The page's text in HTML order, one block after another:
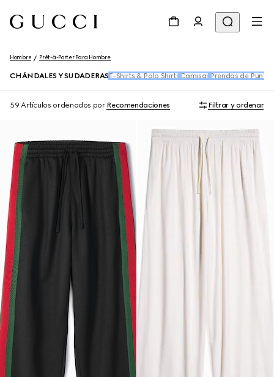
Hombre Prêt-à-Porter Para Hombre
CHÁNDALES Y SUDADERAS T-Shirts & Polo Shirts Camisas Prendas de Punto
59 Artículos ordenados por Recomendaciones Filtrar y ordenar